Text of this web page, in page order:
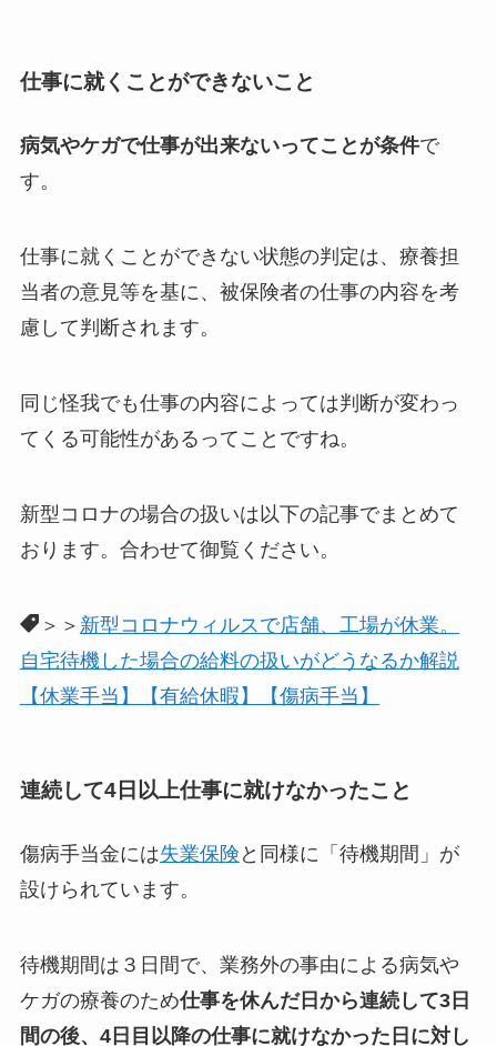
仕事に就くことができないこと
病気やケガで仕事が出来ないってことが条件で
す。
仕事に就くことができない状態の判定は、療養担
当者の意見等を基に、被保険者の仕事の内容を考
慮して判断されます。
同じ怪我でも仕事の内容によっては判断が変わっ
てくる可能性があるってことですね。
新型コロナの場合の扱いは以下の記事でまとめて
おります。合わせて御覧ください。
＞＞ 新型コロナウィルスで店舗、工場が休業。
自宅待機した場合の給料の扱いがどうなるか解説
【休業手当】【有給休暇】【傷病手当】
連続して4日以上仕事に就けなかったこと
傷病手当金には失業保険 と同様に「待機期間」が
設けられています。
待機期間は３日間で、業務外の事由による病気や
ケガの療養のため仕事を休んだ日から連続して3日
間の後、4日目以降の仕事に就けなかった日に対し